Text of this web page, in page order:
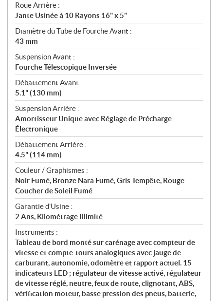
Roue Arrière :
Jante Usinée à 10 Rayons 16" x 5"
Diamètre du Tube de Fourche Avant :
43 mm
Suspension Avant :
Fourche Télescopique Inversée
Débattement Avant :
5.1" (130 mm)
Suspension Arrière :
Amortisseur Unique avec Réglage de Précharge
Électronique
Débattement Arrière :
4.5" (114 mm)
Couleur / Graphismes :
Noir Fumé, Bronze Nara Fumé, Gris Tempête, Rouge
Coucher de Soleil Fumé
Garantie d'Usine :
2 Ans, Kilométrage Illimité
Instruments :
Tableau de bord monté sur carénage avec compteur de
vitesse et compte-tours analogiques avec jauge de
carburant, autonomie, odomètre et rapport actuel. 15
indicateurs LED ; régulateur de vitesse activé, régulateur
de vitesse réglé, neutre, feux de route, clignotant, ABS,
vérification moteur, basse pression des pneus, batterie,